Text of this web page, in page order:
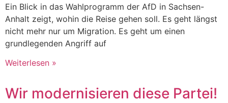
Ein Blick in das Wahlprogramm der AfD in Sachsen-
Anhalt zeigt, wohin die Reise gehen soll. Es geht längst
nicht mehr nur um Migration. Es geht um einen
grundlegenden Angriff auf
Weiterlesen »
Wir modernisieren diese Partei!